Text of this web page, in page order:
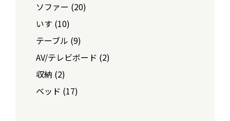
ソファー (20)
いす (10)
テーブル (9)
AV/テレビボード (2)
収納 (2)
ベッド (17)